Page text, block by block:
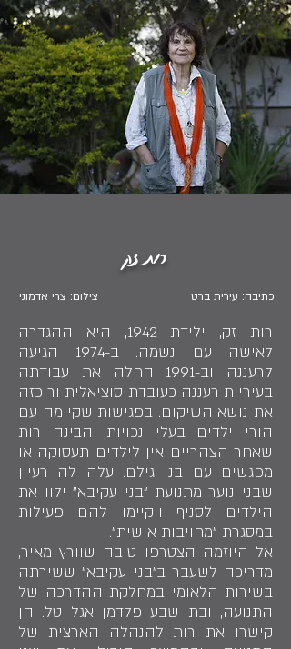
רות זק
צילום: צרי אדמוני כתיבה: עירית ברט
רות זק, ילידת 1942, היא ההגדרה
לאישה עם נשמה. ב-1974 הגיעה
לרעננה וב-1991 החלה את עבודתה
בעיריית רעננה כעובדת סוציאלית וריכזה
את נושא השיקום. בפגישות שקיימה עם
הורי ילדים בעלי נכויות, הבינה רות
שאחר הצהריים אין לילדים תעסוקה או
מפגשים עם בני גילם. עלה לה רעיון
שבני נוער מתנועת "בני עקיבא" ילוו את
הילדים לסניף ויקיימו להם פעילות
במסגרת "מחויבות אישית".
אל היוזמה הצטרפו טובה שוורץ מאיר,
מדריכה לשעבר ב"בני עקיבא" ששירתה
בשירות הלאומי במחלקת ההדרכה של
התנועה, ובת שבע פלדמן אגל טל. הן
קישרו את רות להנהלה הארצית של